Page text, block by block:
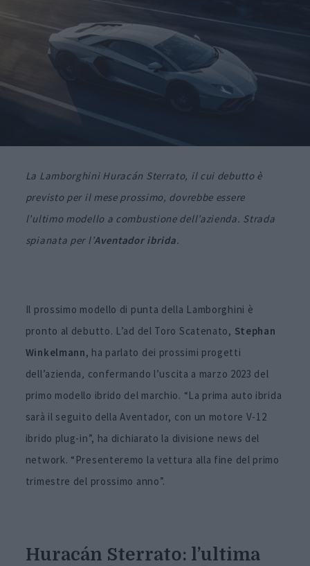
La Lamborghini Huracán Sterrato, il cui debutto è
previsto per il mese prossimo, dovrebbe essere
l’ultimo modello a combustione dell’azienda. Strada
spianata per l’Aventador ibrida.
Il prossimo modello di punta della Lamborghini è
pronto al debutto. L’ad del Toro Scatenato, Stephan
Winkelmann, ha parlato dei prossimi progetti
dell’azienda, confermando l’uscita a marzo 2023 del
primo modello ibrido del marchio. “La prima auto ibrida
sarà il seguito della Aventador, con un motore V-12
ibrido plug-in”, ha dichiarato la divisione news del
network. “Presenteremo la vettura alla fine del primo
trimestre del prossimo anno”.
Huracán Sterrato: l’ultima